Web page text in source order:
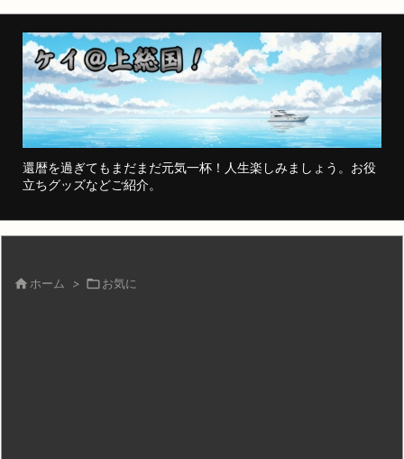
還暦を過ぎてもまだまだ元気一杯！人生楽しみましょう。お役
立ちグッズなどご紹介。
 ホーム > お気に